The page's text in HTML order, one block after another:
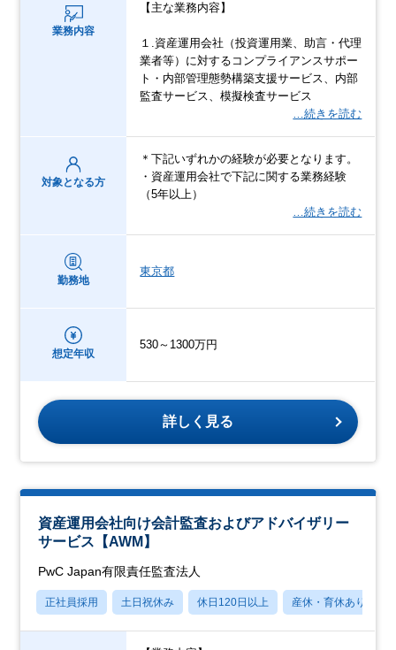
業務内容
【主な業務内容】
１.資産運用会社（投資運用業、助言・代理
業者等）に対するコンプライアンスサポー
ト・内部管理態勢構築支援サービス、内部
監査サービス、模擬検査サービス
…続きを読む
対象となる方
＊下記いずれかの経験が必要となります。
・資産運用会社で下記に関する業務経験
（5年以上）
…続きを読む
勤務地
東京都
想定年収
530～1300万円
詳しく見る
資産運用会社向け会計監査およびアドバイザリー
サービス【AWM】
PwC Japan有限責任監査法人
正社員採用 土日祝休み 休日120日以上 産休・育休あり